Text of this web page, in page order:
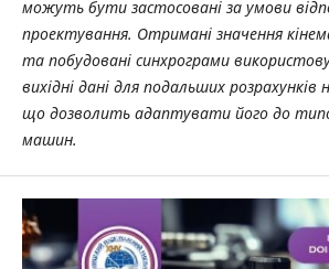
можуть бути застосовані за умови
проектування. Отримані значення
та побудовані синхрограми
вихідні дані для подальших
що дозволить адаптувати його до
машин.